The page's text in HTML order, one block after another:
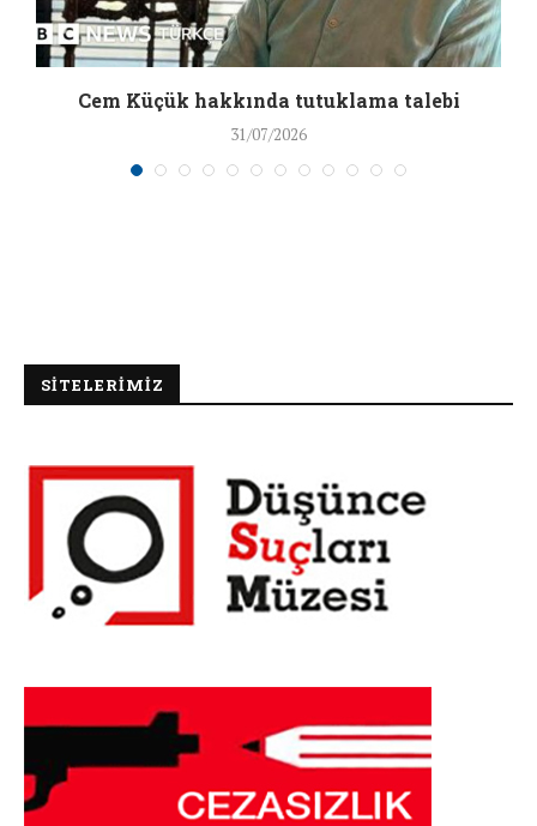
Cem Küçük hakkında tutuklama talebi
31/07/2026
SİTELERİMİZ